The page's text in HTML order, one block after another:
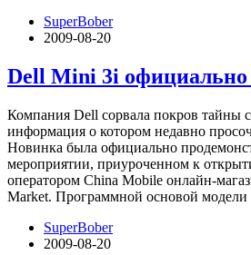
SuperBober
2009-08-20
Dell Mini 3i
Компания Dell сорвала покров тайны
информация о котором недавно
Новинка была официально
мероприятии, приуроченном к
оператором China Mobile онлайн-
Market. Программной основой модели
SuperBober
2009-08-20